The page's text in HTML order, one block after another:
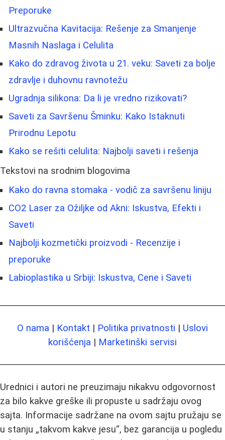
Preporuke
Ultrazvučna Kavitacija: Rešenje za Smanjenje
Masnih Naslaga i Celulita
Kako do zdravog života u 21. veku: Saveti za bolje
zdravlje i duhovnu ravnotežu
Ugradnja silikona: Da li je vredno rizikovati?
Saveti za Savršenu Šminku: Kako Istaknuti
Prirodnu Lepotu
Kako se rešiti celulita: Najbolji saveti i rešenja
Tekstovi na srodnim blogovima
Kako do ravna stomaka - vodič za savršenu liniju
CO2 Laser za Ožiljke od Akni: Iskustva, Efekti i
Saveti
Najbolji kozmetički proizvodi - Recenzije i
preporuke
Labioplastika u Srbiji: Iskustva, Cene i Saveti
O nama | Kontakt | Politika privatnosti | Uslovi
korišćenja | Marketinški servisi
Urednici i autori ne preuzimaju nikakvu odgovornost
za bilo kakve greške ili propuste u sadržaju ovog
sajta. Informacije sadržane na ovom sajtu pružaju se
u stanju „takvom kakve jesu“, bez garancija u pogledu